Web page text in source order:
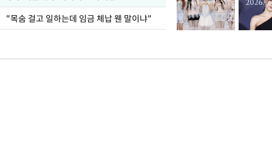
"목숨 걸고 일하는데 임금 체납 웬 말이냐"